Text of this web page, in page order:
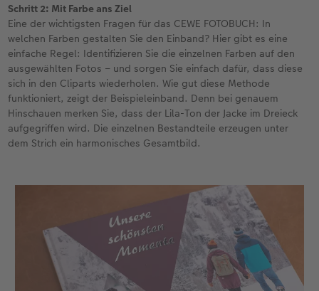
Schritt 2: Mit Farbe ans Ziel
Eine der wichtigsten Fragen für das CEWE FOTOBUCH: In
welchen Farben gestalten Sie den Einband? Hier gibt es eine
einfache Regel: Identifizieren Sie die einzelnen Farben auf den
ausgewählten Fotos – und sorgen Sie einfach dafür, dass diese
sich in den Cliparts wiederholen. Wie gut diese Methode
funktioniert, zeigt der Beispieleinband. Denn bei genauem
Hinschauen merken Sie, dass der Lila-Ton der Jacke im Dreieck
aufgegriffen wird. Die einzelnen Bestandteile erzeugen unter
dem Strich ein harmonisches Gesamtbild.